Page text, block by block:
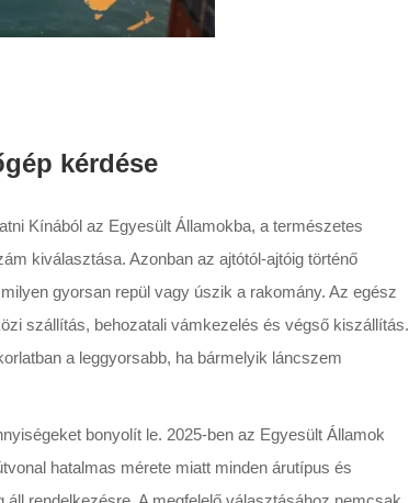
kérdése
Kínából az Egyesült Államokba, a természetes
kiválasztása. Azonban az ajtótól-ajtóig történő
gyorsan repül vagy úszik a rakomány. Az egész
szállítás, behozatali vámkezelés és végső kiszállítás.
a leggyorsabb, ha bármelyik láncszem
bonyolít le. 2025-ben az Egyesült Államok
hatalmas mérete miatt minden árutípus és